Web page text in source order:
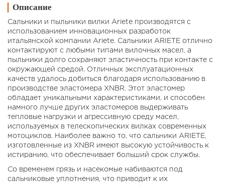
Описание
Сальники и пыльники вилки Ariete производятся с
использованием инновационных разработок
итальянской компании Ariete. Сальники ARIETE отлично
контактируют с любыми типами вилочных масел, а
пыльники долго сохраняют эластичность при контакте с
окружающей средой. Отличных эксплуатационных
качеств удалось добиться благодаря использованию в
производстве эластомера XNBR. Этот эластомер
обладает уникальными характеристиками, и способен
намного лучше других эластомеров выдерживать
тепловые нагрузки и агрессивную среду масел,
используемых в телескопических вилках современных
мотоциклов. Наиболее важно то, что сальники ARIETE,
изготовленные из XNBR имеют высокую устойчивость к
истиранию, что обеспечивает больший срок службы.
Со временем грязь и насекомые набиваются под
сальниковые уплотнения, что приводит к их